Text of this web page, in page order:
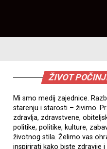
ŽIVOT
Mi smo medij zajednice.
starenju i starosti – živimo.
zdravlja, zdravstvene,
politike, politike, kulture,
životnog stila. Želimo vas
inspirirati kako biste zdravije i